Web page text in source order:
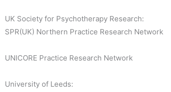
UK Society for Psychotherapy Research:
SPR(UK) Northern Practice Research Network
UNICORE Practice Research Network
University of Leeds: